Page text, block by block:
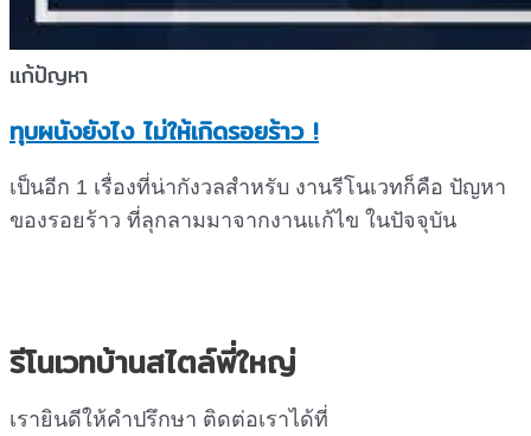
แก้ปัญหา
ทุบผนังยังไง ไม่ให้เกิดรอยร้าว !
เป็นอีก 1 เรื่องที่น่ากังวลสำหรับ งานรีโนเวทก็คือ ปัญหา
ของรอยร้าว ที่ลุกลามมาจากงานแก้ไข ในปัจจุบัน
รีโนเวทบ้านสไตล์พี่ใหญ่
เรายินดีให้คำปรึกษา ติดต่อเราได้ที่